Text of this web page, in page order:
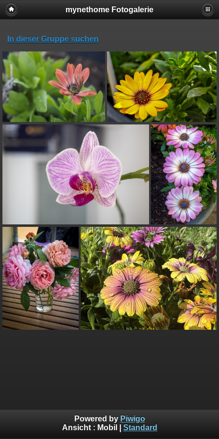
mynethome Fotogalerie
In dieser Gruppe suchen
Powered by Piwigo
Ansicht : Mobil Standard